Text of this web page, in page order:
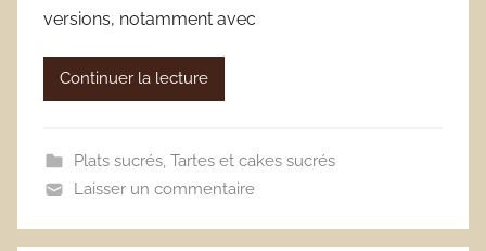
versions, notamment avec
Continuer la lecture
Plats sucrés, Tartes et cakes sucrés
Laisser un commentaire